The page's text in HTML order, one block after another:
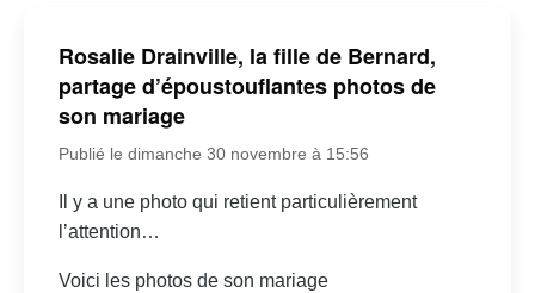
Rosalie Drainville, la fille de Bernard,
partage d’époustouflantes photos de
son mariage
Publié le dimanche 30 novembre à 15:56
Il y a une photo qui retient particulièrement
l’attention…
Voici les photos de son mariage